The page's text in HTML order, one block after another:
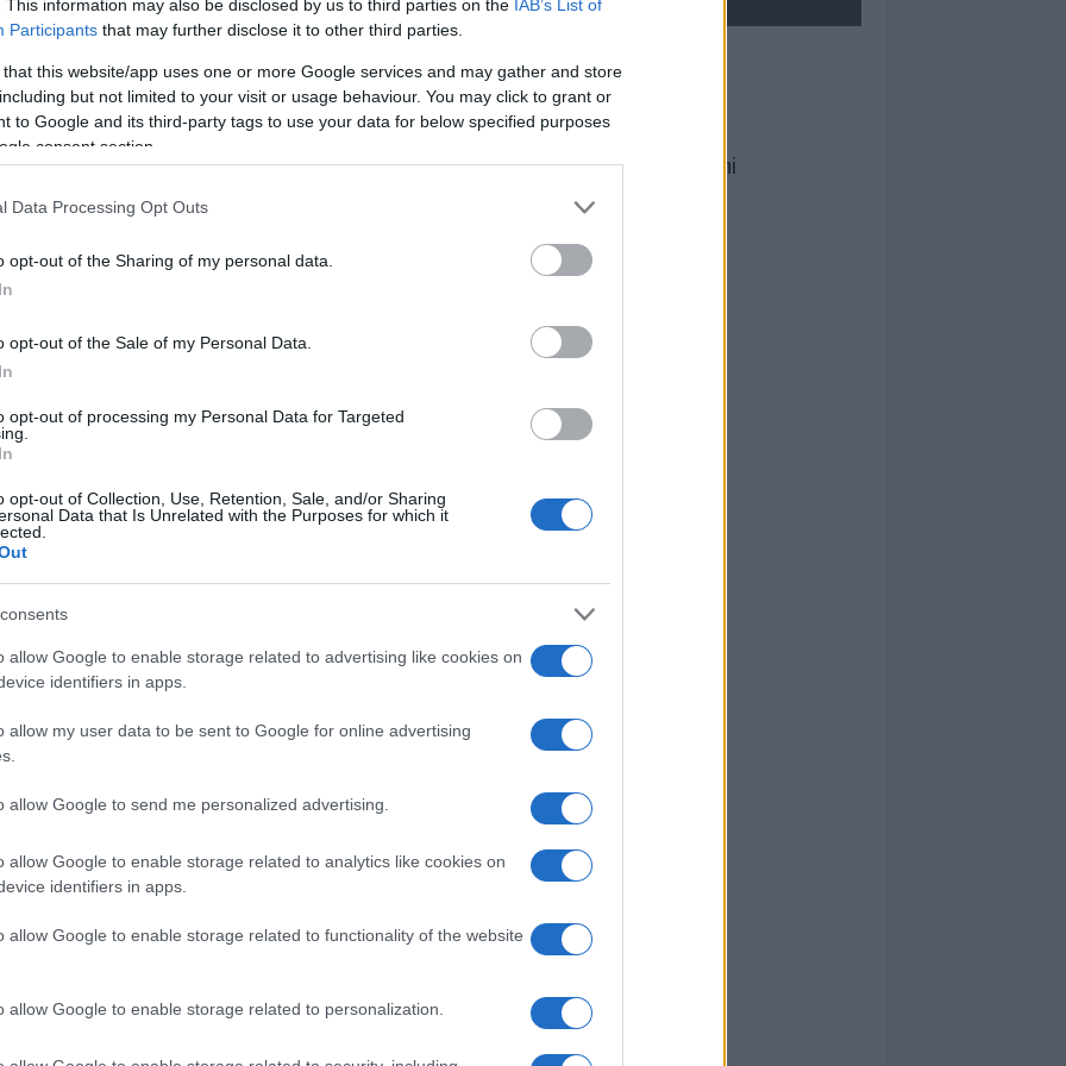
This information may also be disclosed by us to third parties on the IAB’s List of
Participants that may further disclose it to other third parties.
that this website/app uses one or more Google services and may gather and store
but not limited to your visit or usage behaviour. You may click to grant or
to Google and its third-party tags to use your data for below specified purposes
consent section.
Data Processing Opt Outs
opt-out of the Sharing of my personal data.
opt-out of the Sale of my Personal Data.
opt-out of processing my Personal Data for Targeted
opt-out of Collection, Use, Retention, Sale, and/or Sharing
Data that Is Unrelated with the Purposes for which it
allow Google to enable storage related to advertising like cookies on
identifiers in apps.
allow my user data to be sent to Google for online advertising
allow Google to send me personalized advertising.
allow Google to enable storage related to analytics like cookies on
identifiers in apps.
allow Google to enable storage related to functionality of the website
allow Google to enable storage related to personalization.
può soddisfare…
PUBLIREDAZIONALI 1 LUGLIO 2022
Tutte le specialità da gustare alla Fiesta
Latina a Olbia
La festa dello street food latino per la prima volta
in Sardegna è a Olbia. Prosegue sullo sfondo di
piazza Mercato a Olbia la “Fiesta Latina”, che ieri 30
Cosa c’è a bordo di una nave GNV per Olbia:
shopping, tempo libero e tanto
divertimento
I servizi sui traghetti per Olbia. Viaggiare può un
momento di grande ansia e lunga attesa,
soprattutto per i più piccoli. A bordo di GNV e dei
PUBLIREDAZIONALI 16 GIUGNO 2022
Dalle camere alle suite: tutte le soluzioni
per dormire sulle navi GNV per Olbia
momento del tragitto per raggiungere una
destinazione può essere parte integrante della
vacanza. A bordo di Grandi Navi Veloci sono
I nostri cari
Domenico Orecchioni
I nostri cari
I nostri cari